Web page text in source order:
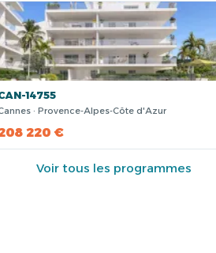
14755
· Provence-Alpes-Côte d'Azur
220 €
Voir tous les programmes